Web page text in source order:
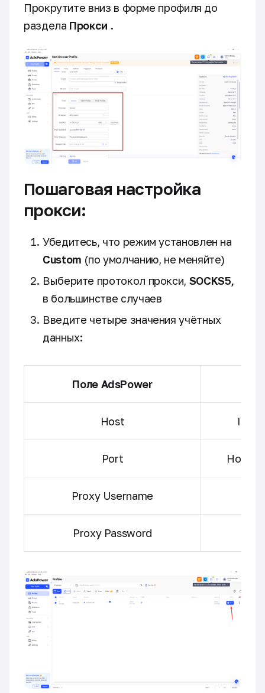
Прокрутите вниз в форме профиля до
раздела Прокси .
Пошаговая настройка
прокси:
Убедитесь, что режим установлен на
Custom (по умолчанию, не меняйте)
Выберите протокол прокси, SOCKS5,
в большинстве случаев
Введите четыре значения учётных
данных:
Поле AdsPower
Host IP-
Port Номер
Proxy Username
Proxy Password